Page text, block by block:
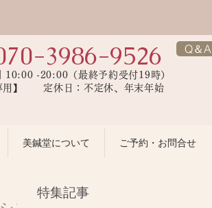
3986-9526
10:00 -20:00（最終予約受付19時）
用】 定休日：不定休、年末年始
Q＆A
美鍼堂について ご予約・お問合せ
特集記事